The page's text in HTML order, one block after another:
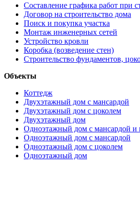
Составление графика работ при
Договор на строительство дома
Поиск и покупка участка
Монтаж инженерных сетей
Устройство кровли
Коробка (возведение стен)
Строительство фундаментов,
Объекты
Коттедж
Двухэтажный дом с мансардой
Двухэтажный дом с цоколем
Двухэтажный дом
Одноэтажный дом с мансардой и
Одноэтажный дом с мансардой
Одноэтажный дом с цоколем
Одноэтажный дом